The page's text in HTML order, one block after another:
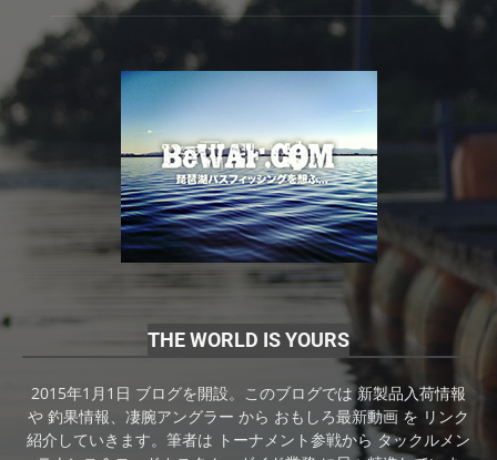
THE WORLD IS YOURS
2015年1月1日 ブログを開設。このブログでは 新製品入荷情報
や 釣果情報、凄腕アングラー から おもしろ最新動画 を リンク
紹介していきます。筆者は トーナメント参戦から タックルメン